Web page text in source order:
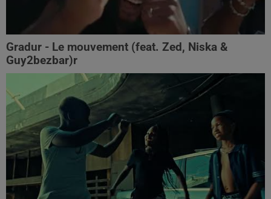
Gradur - Le mouvement (feat. Zed, Niska &
Guy2bezbar)r